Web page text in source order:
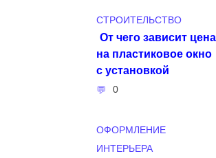
СТРОИТЕЛЬСТВО
От чего зависит цена
на пластиковое окно
с установкой
0
ОФОРМЛЕНИЕ
ИНТЕРЬЕРА